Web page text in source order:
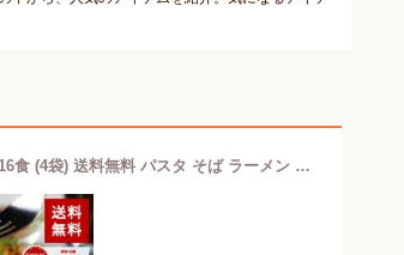
【3年連続 楽天グルメ大賞】ZENB ゼンブ ヌードル 丸麺 16食 (4袋) 送料無料 パスタ そば ラーメン ｜ 糖質オフ グルテンフリー 糖質コントロール 小麦粉不使用 たんぱく質 食物繊維 鉄分 置き換え 低GI ダイエット時の栄養補給に 黄えんどう豆100%